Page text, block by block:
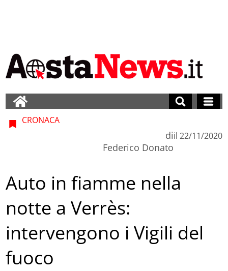
CRONACA
di
Federico Donato
il 22/11/2020
Auto in fiamme nella
notte a Verrès:
intervengono i Vigili del
fuoco